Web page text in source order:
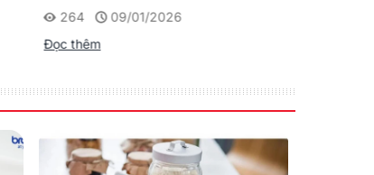
264
09/01/2026
Đọc thêm